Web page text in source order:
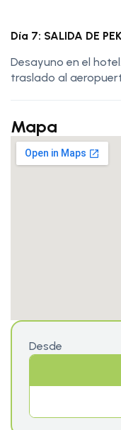
Día 7: SALIDA DE
Desayuno en el
traslado al
Mapa
Desde